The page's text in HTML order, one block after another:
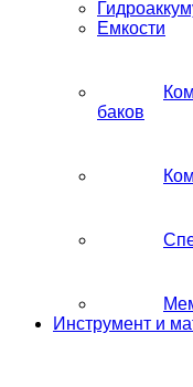
Емкости
баков
Инструмент и